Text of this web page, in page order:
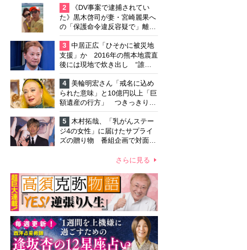
2
《DV事案で逮捕されてい
た》黒木啓司が妻・宮崎麗果へ
の「保護命令違反容疑で」離婚
協議は「第二ステージ」へ
3
中居正広「ひそかに被災地
支援」か 2016年の熊本地震直
後には現地で炊き出し “誰に
も知られなくて良い”と、むし
ろ強まる福祉活動への思い
4
美輪明宏さん「戒名に込め
られた意味」と10億円以上「巨
額遺産の行方」 つきっきりで
私生活をサポートしていた元俳
優が相続か
5
木村拓哉、「乳がんステー
ジ4の女性」に届けたサプライ
ズの贈り物 番組企画で対面し
心遣いに「うれしくて号泣しま
さらに見る